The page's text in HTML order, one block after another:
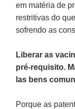
em matéria de
restritivas do
sofrendo as
Liberar as
pré-requisito.
las bens
Porque as